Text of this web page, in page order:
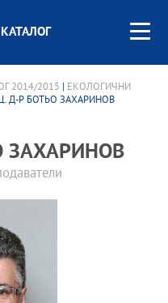
2014/2015
ЕКОЛОГИЧНИ
Д-Р БОТЬО ЗАХАРИНОВ
ЗАХАРИНОВ